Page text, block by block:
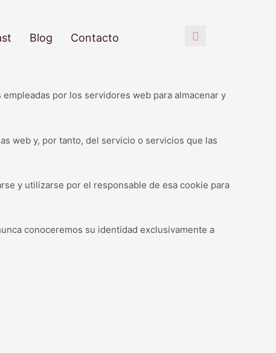
Blog Contacto
por los servidores web para almacenar y
web y, por tanto, del servicio o servicios que las
y utilizarse por el responsable de esa cookie para
conoceremos su identidad exclusivamente a